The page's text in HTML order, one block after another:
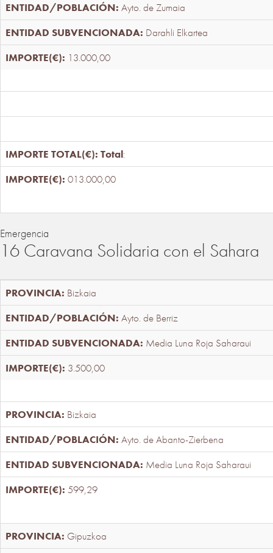
Ayto. de Zumaia
Darahli Elkartea
13.000,00
Total:
013.000,00
Emergencia
16 Caravana Solidaria con el Sahara
Bizkaia
Ayto. de Berriz
Media Luna Roja Saharaui
3.500,00
Bizkaia
Ayto. de Abanto-Zierbena
Media Luna Roja Saharaui
599,29
Gipuzkoa